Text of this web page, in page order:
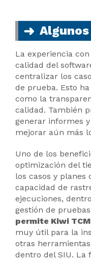
La experiencia
calidad del
centralizar los
de prueba. Esto
como la
calidad. También
generar informes
mejorar aún más
Uno de los
optimización del
los casos y planes
capacidad de
ejecuciones,
gestión de
permite Kiwi
muy útil para la
otras
dentro del SIU. La